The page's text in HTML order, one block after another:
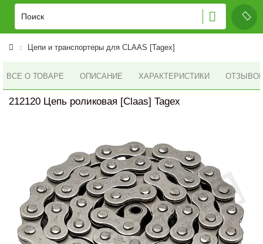
Цепи и транспортеры для CLAAS [Tagex]
ВСЕ О ТОВАРЕ ОПИСАНИЕ ХАРАКТЕРИСТИКИ ОТЗЫВОВ
212120 Цепь роликовая [Claas] Tagex